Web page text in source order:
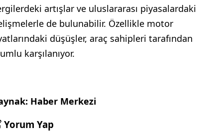
artışlar ve uluslararası piyasalardaki
de bulunabilir. Özellikle motor
düşüşler, araç sahipleri tarafından
karşılanıyor.
Haber Merkezi
Yorum Yap